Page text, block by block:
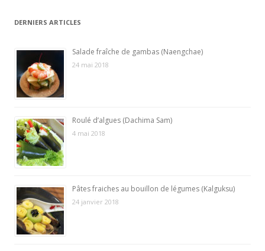
DERNIERS ARTICLES
Salade fraîche de gambas (Naengchae)
24 mai 2018
Roulé d’algues (Dachima Sam)
4 mai 2018
Pâtes fraiches au bouillon de légumes (Kalguksu)
24 janvier 2018